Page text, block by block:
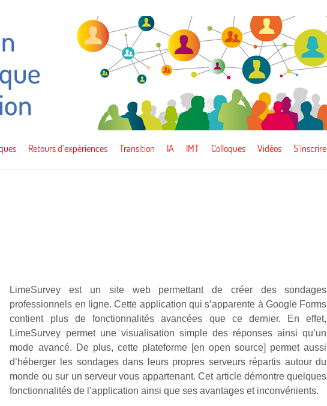
Retours d’expériences Transition IA IMT Colloques Vidéos S’inscrire
LimeSurvey est un site web permettant de créer des sondages
professionnels en ligne. Cette application qui s’apparente à Google Forms
contient plus de fonctionnalités avancées que ce dernier. En effet,
LimeSurvey permet une visualisation simple des réponses ainsi qu’un
mode avancé. De plus, cette plateforme [en open source] permet aussi
d’héberger les sondages dans leurs propres serveurs répartis autour du
monde ou sur un serveur vous appartenant. Cet article démontre quelques
fonctionnalités de l’application ainsi que ses avantages et inconvénients.